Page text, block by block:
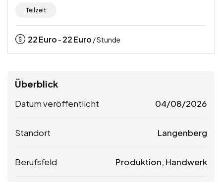
Teilzeit
22Euro - 22Euro / Stunde
Überblick
Datum veröffentlicht 04/08/2026
Standort Langenberg
Berufsfeld Produktion, Handwerk